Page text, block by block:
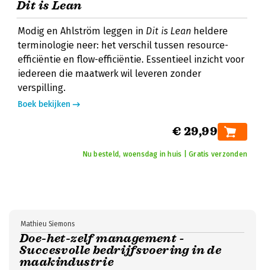
Dit is Lean
Modig en Ahlström leggen in Dit is Lean heldere
terminologie neer: het verschil tussen resource-
efficiëntie en flow-efficiëntie. Essentieel inzicht voor
iedereen die maatwerk wil leveren zonder
verspilling.
Boek bekijken
€ 29,99
Nu besteld, woensdag in huis | Gratis verzonden
Doe-het-zelf management -
Succesvolle bedrijfsvoering in de
maakindustrie
Mathieu Siemons